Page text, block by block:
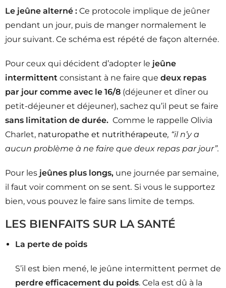
Le jeûne alterné : Ce protocole implique de jeûner
pendant un jour, puis de manger normalement le
jour suivant. Ce schéma est répété de façon alternée.
Pour ceux qui décident d’adopter le jeûne
intermittent consistant à ne faire que deux repas
par jour comme avec le 16/8 (déjeuner et dîner ou
petit-déjeuner et déjeuner), sachez qu’il peut se faire
sans limitation de durée. Comme le rappelle Olivia
Charlet, naturopathe et nutrithérapeute, “il n’y a
aucun problème à ne faire que deux repas par jour”.
Pour les jeûnes plus longs, une journée par semaine,
il faut voir comment on se sent. Si vous le supportez
bien, vous pouvez le faire sans limite de temps.
LES BIENFAITS SUR LA SANTÉ
La perte de poids
S’il est bien mené, le jeûne intermittent permet de
perdre efficacement du poids. Cela est dû à la